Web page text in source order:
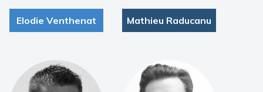
Elodie Venthenat Mathieu Raducanu